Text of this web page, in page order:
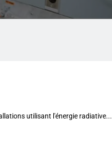
utilisant l'énergie radiative...